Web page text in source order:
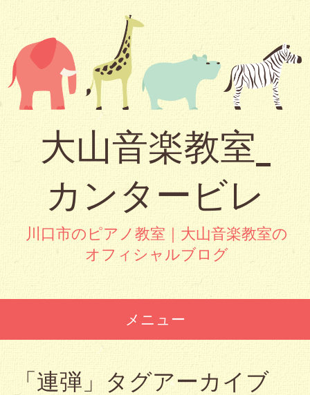
大山音楽教室_
カンタービレ
川口市のピアノ教室｜大山音楽教室の
オフィシャルブログ
メニュー
「連弾 」タグアーカイブ